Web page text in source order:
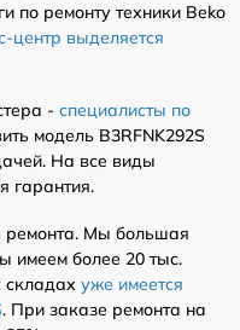
по ремонту техники Beko
центр выделяется
- специалисты по
модель B3RFNK292S
На все виды
гарантия.
ремонта. Мы большая
имеем более 20 тыс.
складах уже имеется
. При заказе ремонта на